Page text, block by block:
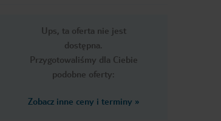
Ups, ta oferta nie jest
dostępna.
Przygotowaliśmy dla Ciebie
podobne oferty:
Zobacz inne ceny i terminy »
Wyjątkowy